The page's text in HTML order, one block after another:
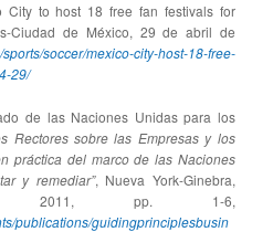
City to host 18 free fan festivals for
Ciudad de México, 29 de abril de
soccer/mexico-city-host-18-free-
29/
de las Naciones Unidas para los
Rectores sobre las Empresas y los
práctica del marco de las Naciones
y remediar”, Nueva York-Ginebra,
2011, pp. 1-6,
publications/guidingprinciplesbusin